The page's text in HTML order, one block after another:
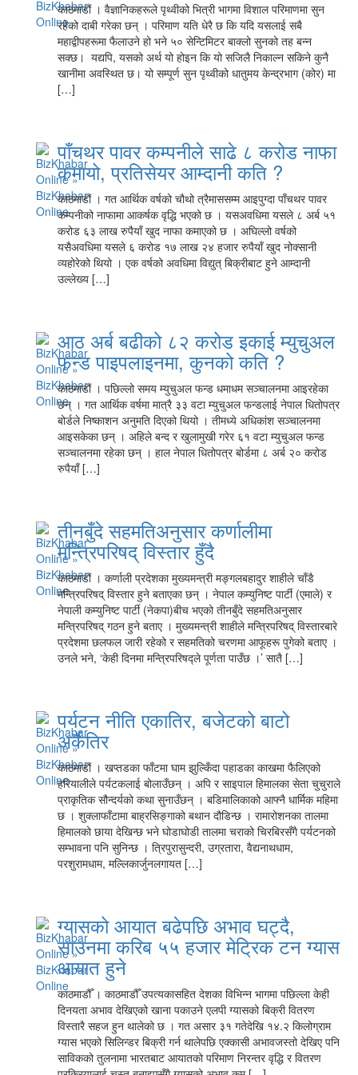
काठमाडौं । वैज्ञानिकहरूले पृथ्वीको भित्री भागमा विशाल परिमाणमा सुन
रहेको दाबी गरेका छन् । परिमाण यति धेरै छ कि यदि यसलाई सबै
महाद्वीपहरूमा फैलाउने हो भने ५० सेन्टिमिटर बाक्लो सुनको तह बन्न
सक्छ। यद्यपि, यसको अर्थ यो होइन कि यो सजिलै निकाल्न सकिने कुनै
खानीमा अवस्थित छ। यो सम्पूर्ण सुन पृथ्वीको धातुमय केन्द्रभाग (कोर) मा
[…]
पाँचथर पावर कम्पनीले साढे ८ करोड नाफा
कमायो, प्रतिसेयर आम्दानी कति ?
काठमाडौं । गत आर्थिक वर्षको चौथो त्रैमाससम्म आइपुग्दा पाँचथर पावर
कम्पनीको नाफामा आकर्षक वृद्धि भएको छ । यसअवधिमा यसले ८ अर्ब ५१
करोड ६३ लाख रुपैयाँ खुद नाफा कमाएको छ । अघिल्लो वर्षको
यसैअवधिमा यसले ६ करोड १७ लाख २४ हजार रुपैयाँ खुद नोक्सानी
व्यहोरेको थियो । एक वर्षको अवधिमा विद्युत् बिक्रीबाट हुने आम्दानी
उल्लेख्य […]
आठ अर्ब बढीको ८२ करोड इकाई म्युचुअल
फन्ड पाइपलाइनमा, कुनको कति ?
काठमाडौं । पछिल्लो समय म्युचुअल फन्ड धमाधम सञ्चालनमा आइरहेका
छन् । गत आर्थिक वर्षमा मात्रै ३३ वटा म्युचुअल फन्डलाई नेपाल धितोपत्र
बोर्डले निष्काशन अनुमति दिएको थियो । तीमध्ये अधिकांश सञ्चालनमा
आइसकेका छन् । अहिले बन्द र खुलामुखी गरेर ६१ वटा म्युचुअल फन्ड
सञ्चालनमा रहेका छन् । हाल नेपाल धितोपत्र बोर्डमा ८ अर्ब २० करोड
रुपैयाँ […]
तीनबुँदे सहमतिअनुसार कर्णालीमा
मन्त्रिपरिषद् विस्तार हुँदै
काठमाडौं । कर्णाली प्रदेशका मुख्यमन्त्री मङ्गलबहादुर शाहीले चाँडै
मन्त्रिपरिषद् विस्तार हुने बताएका छन् । नेपाल कम्युनिष्ट पार्टी (एमाले) र
नेपाली कम्युनिष्ट पार्टी (नेकपा)बीच भएको तीनबुँदे सहमतिअनुसार
मन्त्रिपरिषद् गठन हुने बताए । मुख्यमन्त्री शाहीले मन्त्रिपरिषद् विस्तारबारे
प्रदेशमा छलफल जारी रहेको र सहमतिको चरणमा आफूहरू पुगेको बताए ।
उनले भने, ‘केही दिनमा मन्त्रिपरिषद्ले पूर्णता पाउँछ ।’ सातै […]
पर्यटन नीति एकातिर, बजेटको बाटो
अर्कैतिर
काठमाडौं । खप्तडका फाँटमा घाम झुल्किँदा पहाडका काखमा फैलिएको
हरियालीले पर्यटकलाई बोलाउँछन् । अपि र साइपाल हिमालका सेता चुचुराले
प्राकृतिक सौन्दर्यको कथा सुनाउँछन् । बडिमालिकाको आफ्नै धार्मिक महिमा
छ । शुक्लाफाँटामा बाह्रसिङ्गाको बथान दौडिन्छ । रामारोशनका तालमा
हिमालको छाया देखिन्छ भने घोडाघोडी तालमा चराको चिरबिरसँगै पर्यटनको
सम्भावना पनि सुनिन्छ । त्रिपुरासुन्दरी, उग्रतारा, वैद्यनाथधाम,
परशुरामधाम, मल्लिकार्जुनलगायत […]
ग्यासको आयात बढेपछि अभाव घट्दै,
साउनमा करिब ५५ हजार मेट्रिक टन ग्यास
आयात हुने
काठमाडौँ । काठमाडौँ उपत्यकासहित देशका विभिन्न भागमा पछिल्ला केही
दिनयता अभाव देखिएको खाना पकाउने एलपी ग्यासको बिक्री वितरण
विस्तारै सहज हुन थालेको छ । गत असार ३१ गतेदेखि १४.२ किलोग्राम
ग्यास भएको सिलिन्डर बिक्री गर्न थालेपछि एक्कासी अभावजस्तो देखिए पनि
साविकको तुलनामा भारतबाट आयातको परिमाण निरन्तर वृद्धि र वितरण